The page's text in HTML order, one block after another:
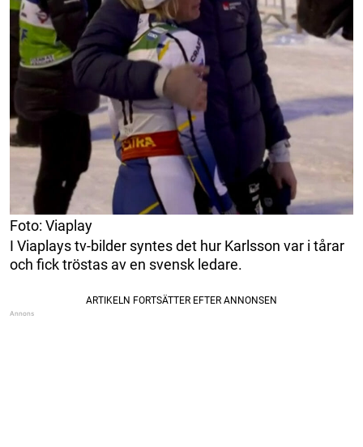
Foto: Viaplay
I Viaplays tv-bilder syntes det hur Karlsson var i tårar
och fick tröstas av en svensk ledare.